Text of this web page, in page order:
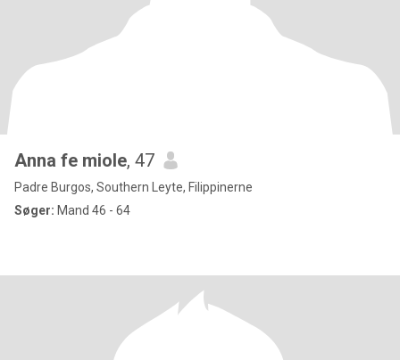
Anna fe miole, 47
Padre Burgos, Southern Leyte, Filippinerne
Søger: Mand 46 - 64